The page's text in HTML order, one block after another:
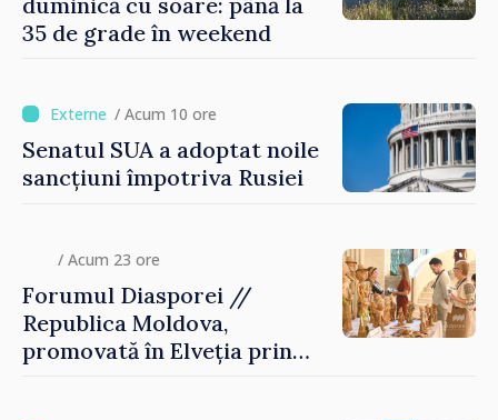
35 de grade în weekend
/ Acum 10 ore
Senatul SUA a adoptat noile
sancțiuni împotriva Rusiei
/ Acum 23 ore
Forumul Diasporei //
Republica Moldova,
promovată în Elveția prin